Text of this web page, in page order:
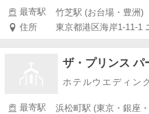
最寄駅
竹芝駅 (お台場・豊洲)
住所
ザ・プリンス パ
ホテルウエディン
最寄駅